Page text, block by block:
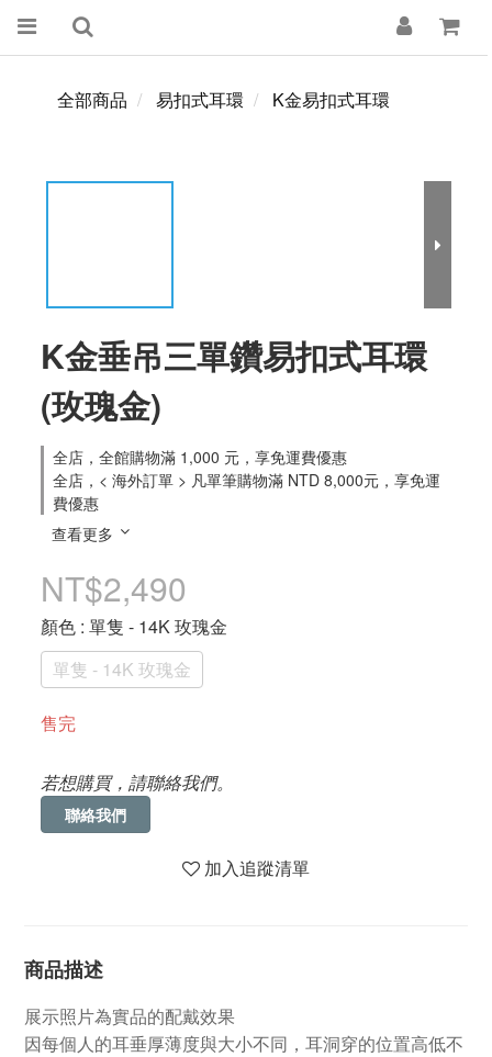
全部商品 易扣式耳環 K金易扣式耳環
K金垂吊三單鑽易扣式耳環
(玫瑰金)
全店，全館購物滿 1,000 元，享免運費優惠
全店，< 海外訂單 > 凡單筆購物滿 NTD 8,000元，享免運
費優惠
查看更多
NT$2,490
顏色 : 單隻 - 14K 玫瑰金
單隻 - 14K 玫瑰金
售完
若想購買，請聯絡我們。
聯絡我們
加入追蹤清單
商品描述
展示照片為實品的配戴效果
因每個人的耳垂厚薄度與大小不同，耳洞穿的位置高低不